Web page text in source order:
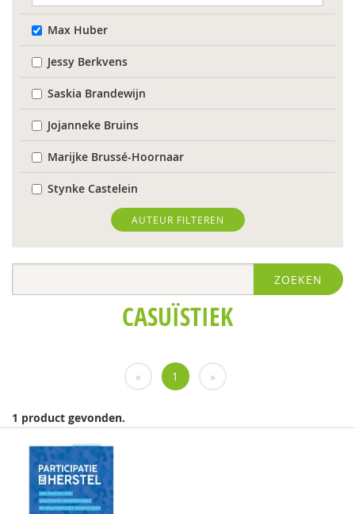
Max Huber
Jessy Berkvens
Saskia Brandewijn
Jojanneke Bruins
Marijke Brussé-Hoornaar
Stynke Castelein
Dirk Corstens
Daantje Daniëls
Janine Groeneveld
Petra Havinga
Dr. Jacomijn Hofstra
Petra Jorissen
AUTEUR FILTEREN
ZOEKEN
CASUÏSTIEK
« 1 »
1 product gevonden.